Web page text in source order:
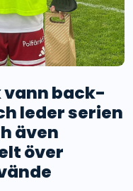
vann back-
leder serien
även
över